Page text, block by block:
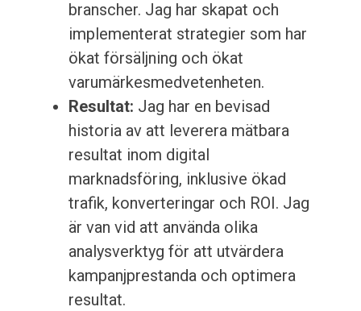
branscher. Jag har skapat och
implementerat strategier som har
ökat försäljning och ökat
varumärkesmedvetenheten.
Resultat: Jag har en bevisad
historia av att leverera mätbara
resultat inom digital
marknadsföring, inklusive ökad
trafik, konverteringar och ROI. Jag
är van vid att använda olika
analysverktyg för att utvärdera
kampanjprestanda och optimera
resultat.